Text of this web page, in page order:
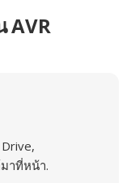
AVR
าที่หน้า.